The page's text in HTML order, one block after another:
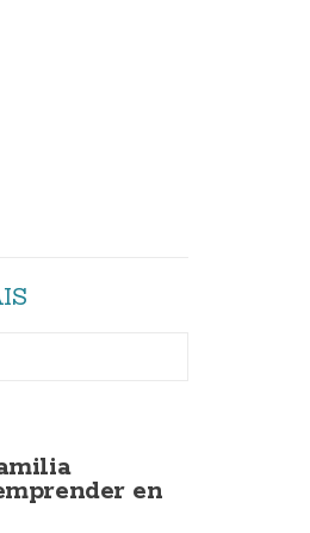
en